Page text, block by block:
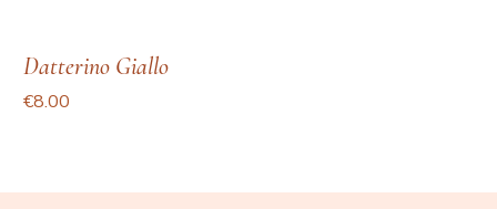
Datterino Giallo
Price
€8.00